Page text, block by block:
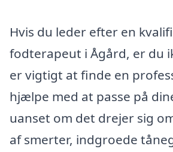
Hvis du leder efter en
fodterapeut i Ågård, er du
er vigtigt at finde en
hjælpe med at passe på
uanset om det drejer sig
af smerter, indgroede